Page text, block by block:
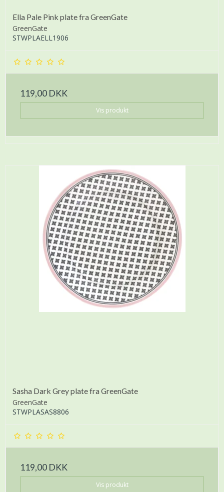
Ella Pale Pink plate fra GreenGate
GreenGate
STWPLAELL1906
119,00 DKK
Vis produkt
Sasha Dark Grey plate fra GreenGate
GreenGate
STWPLASAS8806
119,00 DKK
Vis produkt